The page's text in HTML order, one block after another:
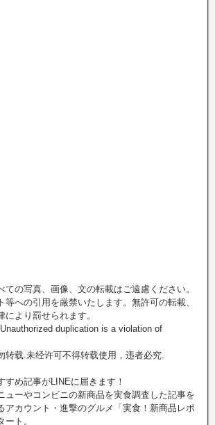
の写真、画像、文の転載はご遠慮ください。
等への引用を厳禁いたします。無許可の転載、
より罰せられます。
duplication is a violation of
转载.未经许可不得转载使用，违者必究.
すめ記事がLINEに届きます！
ューやコンビニの新商品を実食調査した記事を
アカウント・進撃のグルメ「実食！新商品レポ
ト。